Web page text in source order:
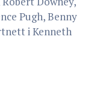
Pugh, Benny
i Kenneth